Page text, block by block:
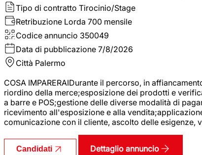
Tipo di contratto Tirocinio/Stage
Retribuzione Lorda 700 mensile
Codice annuncio 350049
Data di pubblicazione 7/8/2026
Città Palermo
COSA IMPARERAIDurante il percorso, in
riordino della merce;esposizione dei prodotti e
a barre e POS;gestione delle diverse modalità di
ricevimento all'esposizione e alla
comunicazione con il cliente, ascolto delle esigenze,
Candidati Dettaglio annuncio